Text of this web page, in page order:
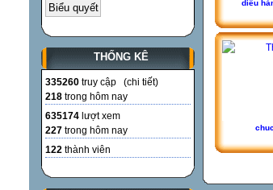
THỐNG KÊ
335260 truy cập (chi tiết)
218 trong hôm nay
635174 lượt xem
227 trong hôm nay
122 thành viên
diễu